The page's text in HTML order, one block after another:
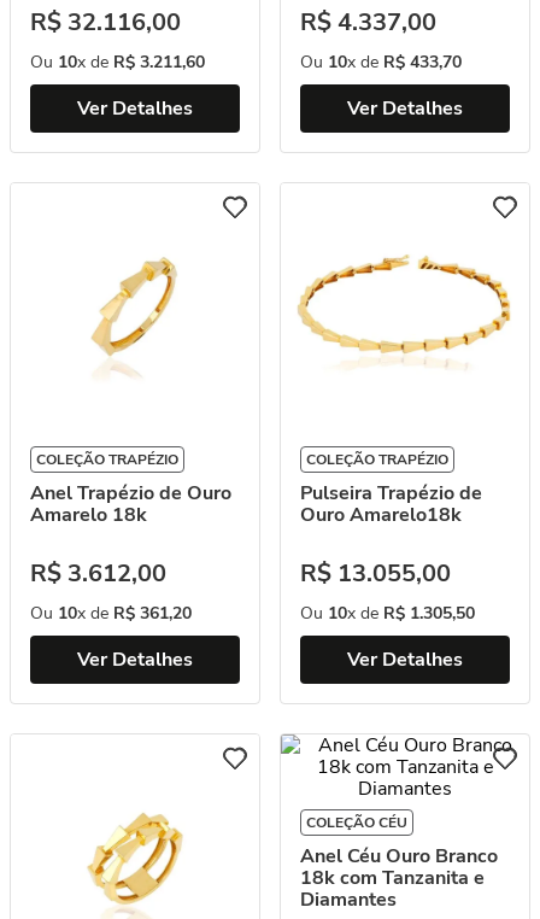
R$ 32.116,00
Ou 10x de R$ 3.211,60
Ver Detalhes
R$4.337,00
Ou 10x de R$ 433,70
Ver Detalhes
COLEÇÃO TRAPÉZIO
Anel Trapézio de Ouro
Amarelo 18k
R$ 3.612,00
Ou 10x de R$ 361,20
Ver Detalhes
COLEÇÃO TRAPÉZIO
Pulseira Trapézio de
Ouro Amarelo18k
R$ 13.055,00
Ou 10x de R$ 1.305,50
Ver Detalhes
COLEÇÃO CÉU
Anel Céu Ouro Branco
18k com Tanzanita e
Diamantes